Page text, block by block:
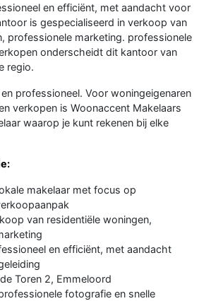
en efficiënt, met aandacht voor
is gespecialiseerd in verkoop van
professionele marketing. professionele
onderscheidt dit kantoor van
regio.
professioneel. Voor woningeigenaren
verkopen is Woonaccent Makelaars
waarop je kunt rekenen bij elke
makelaar met focus op
van residentiële woningen,
en efficiënt, met aandacht
Toren 2, Emmeloord
fotografie en snelle